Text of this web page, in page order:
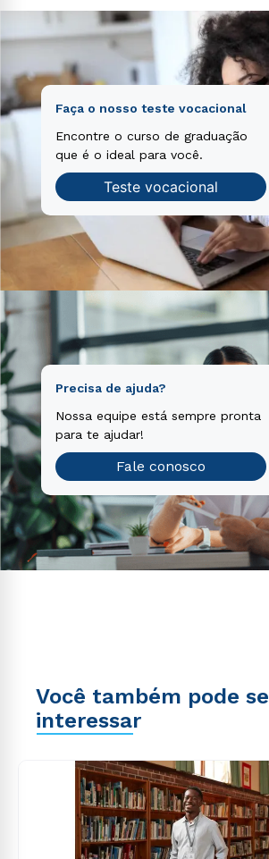
Faça o nosso teste vocacional
Encontre o curso de graduação
que é o ideal para você.
Teste vocacional
Precisa de ajuda?
Nossa equipe está sempre pronta
para te ajudar!
Fale conosco
Você também pode se
interessar